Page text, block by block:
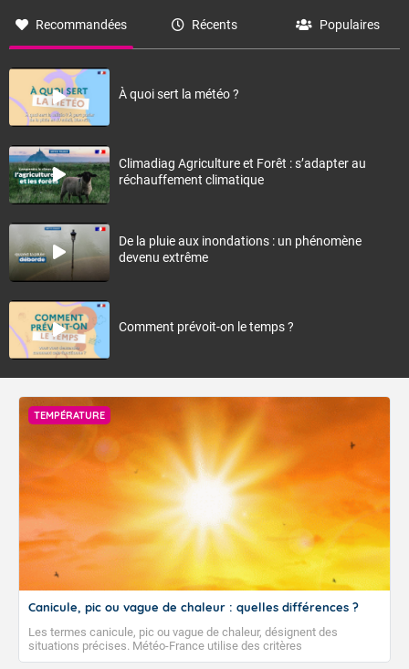
Recommandées Récents Populaires
À quoi sert la météo ?
Climadiag Agriculture et Forêt : s’adapter au
réchauffement climatique
De la pluie aux inondations : un phénomène
devenu extrême
Comment prévoit-on le temps ?
TEMPÉRATURE
Canicule, pic ou vague de chaleur : quelles différences ?
Les termes canicule, pic ou vague de chaleur, désignent des
situations précises. Météo-France utilise des critères
climatologiques pour évaluer et qualifier les épisodes de chaleur qui